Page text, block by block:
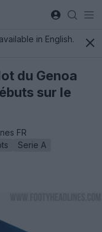
in English.
du Genoa
sur le
FR
Serie A